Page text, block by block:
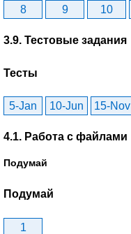
8
9 10
3.9. Тестовые задания
Тесты
5-Jan 10-Jun 15-Nov
4.1. Работа с файлами
Подумай
Подумай
1